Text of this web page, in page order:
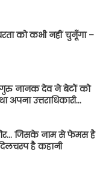
को कभी नहीं चुनूँगा –
नानक देव ने बेटों को
अपना उत्तराधिकारी…
जिसके नाम से फेमस है
है कहानी